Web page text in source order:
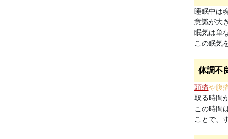
睡眠中は
意識が大
眠気は単
この眠気
体調不
頭痛や腹
取る時間
この時間
ことで、